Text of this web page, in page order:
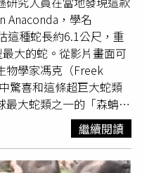
此他為其取出後再做乳
乳房的形態。儘管已大
少部分無法完全去除，
可預知的風險。北京清
子胸部中的填充物樣本
，例如駱駝、蝙蝠、黑猩
為女子做隆胸手術的白姓
「自體膠原蛋白再生」
姓醫生只是名普通外科醫
Anaconda，學名
這種蛇長約6.1公尺，重
大的蛇。從影片畫面可
物學家馮克（Freek
驚喜和這條超巨大蛇類
大蛇類之一的「森蚺」
），結果發現是
學雜誌《多樣性》
這條巨蛇雖然與森蚺看
繼續閱讀